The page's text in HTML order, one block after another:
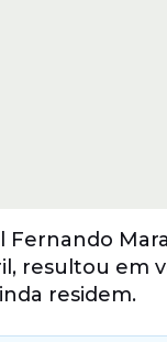
resultou em
residem.